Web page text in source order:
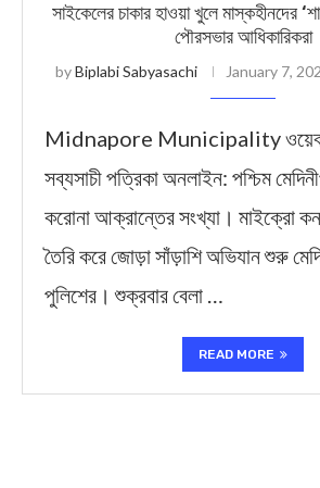
সাইকেলের চাকার হাওয়া খুলে মাস্কহীনদের
পৌরসভার আধিকারিকরা
byBiplabi Sabyasachi January 7,
Midnapore Municipality ওয়েব
সব্যসাচী পত্রিকা অনলাইন: পশ্চিম
করোনা আক্রান্তের সংখ্যা। মাইক্রো
তৈরি করে জোড়া সাঁড়াশি অভিযান শুরু
পুলিশের। শুক্রবার বেলা …
READ MORE